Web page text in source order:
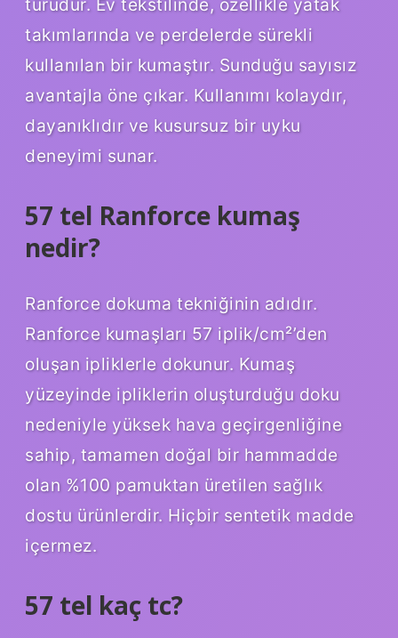
takımlarında ve perdelerde sürekli
kullanılan bir kumaştır. Sunduğu sayısız
avantajla öne çıkar. Kullanımı kolaydır,
dayanıklıdır ve kusursuz bir uyku
deneyimi sunar.
57 tel Ranforce kumaş
nedir?
Ranforce dokuma tekniğinin adıdır.
Ranforce kumaşları 57 iplik/cm²’den
oluşan ipliklerle dokunur. Kumaş
yüzeyinde ipliklerin oluşturduğu doku
nedeniyle yüksek hava geçirgenliğine
sahip, tamamen doğal bir hammadde
olan %100 pamuktan üretilen sağlık
dostu ürünlerdir. Hiçbir sentetik madde
içermez.
57 tel kaç tc?